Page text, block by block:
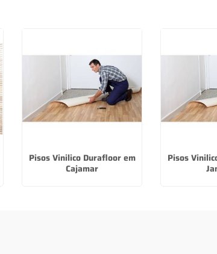
Pisos Vinilico Durafloor em
Cajamar
Pisos